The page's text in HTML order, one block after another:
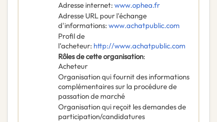
Adresse internet: www.ophea.fr
Adresse URL pour l'échange
d'informations: www.achatpublic.com
Profil de
l’acheteur: http://www.achatpublic.com
Rôles de cette organisation:
Acheteur
Organisation qui fournit des informations
complémentaires sur la procédure de
passation de marché
Organisation qui reçoit les demandes de
participation/candidatures